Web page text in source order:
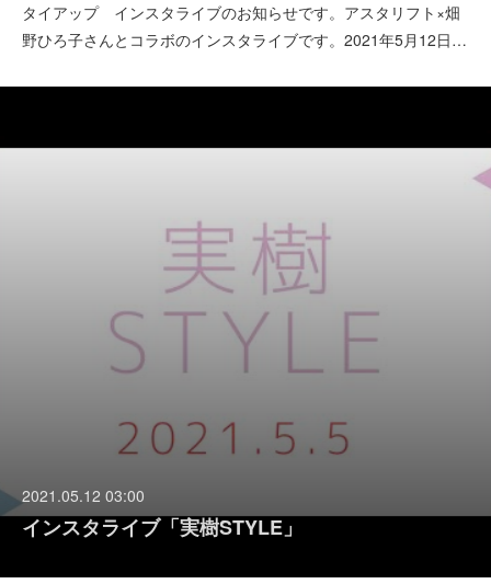
タイアップ インスタライブのお知らせです。アスタリフト×畑
野ひろ子さんとコラボのインスタライブです。2021年5月12日…
2021.05.12 03:00
インスタライブ「実樹STYLE」